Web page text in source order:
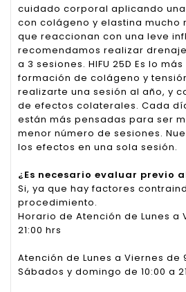
cuidado corporal aplicando
con colágeno y elastina mucho
que reaccionan con una leve
recomendamos realizar
a 3 sesiones. HIFU 25D Es lo
formación de colágeno y
realizarte una sesión al año, y
de efectos colaterales. Cada
están más pensadas para ser
menor número de sesiones.
los efectos en una sola sesión.
¿Es necesario evaluar previo
Si, ya que hay factores
procedimiento.
Horario de Atención de Lunes a
21:00 hrs
Atención de Lunes a Viernes de
Sábados y domingo de 10:00 a